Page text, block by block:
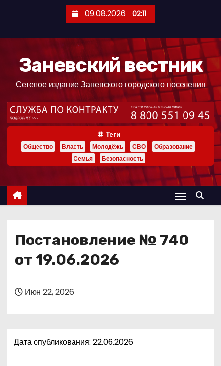
ж
09.08.2026 02:11
Заневский вестник
Сетевое издание Заневского городского поселения
Теги
Общество Власть Молодёжь СВО
Образование
Семья
Безопасность
Постановление № 740
от 19.06.2026
Июн 22, 2026
Дата опубликования: 22.06.2026